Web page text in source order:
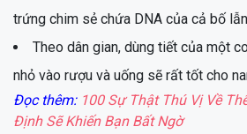
trứng chim sẻ chứa DNA của cả bố
Theo dân gian, dùng tiết của một
nhỏ vào rượu và uống sẽ rất tốt cho
Đọc thêm:100 Sự Thật Thú Vị Về
Định Sẽ Khiến Bạn Bất Ngờ